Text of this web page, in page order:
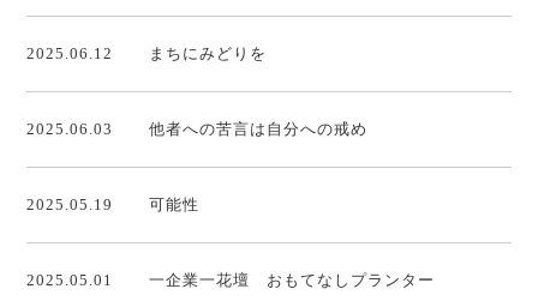
2025.06.12 まちにみどりを
2025.06.03 他者への苦言は自分への戒め
2025.05.19 可能性
2025.05.01 一企業一花壇 おもてなしプランター